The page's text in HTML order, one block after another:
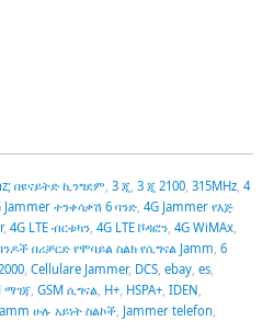
በዩናይትድ ኪንግደም 3 ጂ 3 ጂ 2100, 315MHz, 4
Jammer ተንቀሳቃሽ 6 ባንድ, 4G Jammer የእጅ
, 4G LTE ብርቱካን, 4G LTE ቮዳፎን, 4G WiMAx,
በሪቻርድ የሞባይል ስልክ የሲግናል Jamm 6
, Cellulare Jammer, DCS, ebay, es,
ማገጃ GSM ሲግናል H+, HSPA+, IDEN
ሁሉ አይነት ስልኮች, Jammer telefon